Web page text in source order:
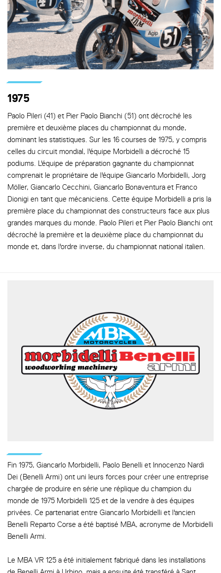
1975
Paolo Pileri (41) et Pier Paolo Bianchi (51) ont décroché les
première et deuxième places du championnat du monde,
dominant les statistiques. Sur les 16 courses de 1975, y compris
celles du circuit mondial, l'équipe Morbidelli a décroché 15
podiums. L'équipe de préparation gagnante du championnat
comprenait le propriétaire de l'équipe Giancarlo Morbidelli, Jorg
Möller, Giancarlo Cecchini, Giancarlo Bonaventura et Franco
Dionigi en tant que mécaniciens. Cette équipe Morbidelli a pris la
première place du championnat des constructeurs face aux plus
grandes marques du monde. Paolo Pileri et Pier Paolo Bianchi ont
décroché la première et la deuxième place du championnat du
monde et, dans l'ordre inverse, du championnat national italien.
Fin 1975, Giancarlo Morbidelli, Paolo Benelli et Innocenzo Nardi
Dei (Benelli Armi) ont uni leurs forces pour créer une entreprise
chargée de produire en série une réplique du champion du
monde de 1975 Morbidelli 125 et de la vendre à des équipes
privées. Ce partenariat entre Giancarlo Morbidelli et l'ancien
Benelli Reparto Corse a été baptisé MBA, acronyme de Morbidelli
Benelli Armi.
Le MBA VR 125 a été initialement fabriqué dans les installations